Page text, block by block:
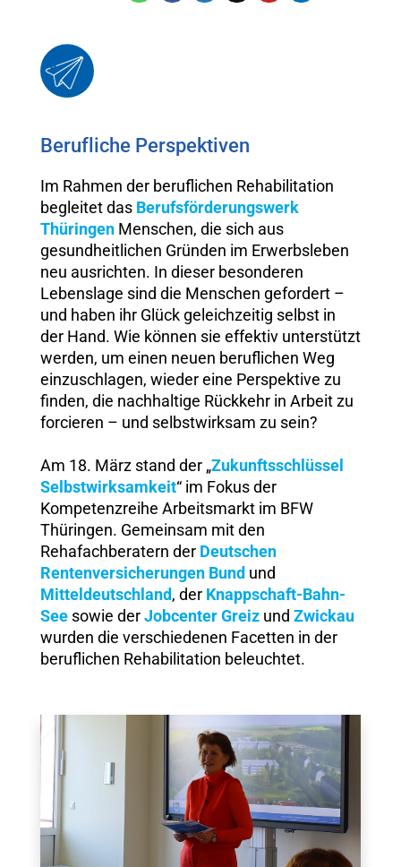
Berufliche Perspektiven
Im Rahmen der beruflichen Rehabilitation
begleitet das Berufsförderungswerk
Thüringen Menschen, die sich aus
gesundheitlichen Gründen im Erwerbsleben
neu ausrichten. In dieser besonderen
Lebenslage sind die Menschen gefordert –
und haben ihr Glück geleichzeitig selbst in
der Hand. Wie können sie effektiv unterstützt
werden, um einen neuen beruflichen Weg
einzuschlagen, wieder eine Perspektive zu
finden, die nachhaltige Rückkehr in Arbeit zu
forcieren – und selbstwirksam zu sein?
Am 18. März stand der „Zukunftsschlüssel
Selbstwirksamkeit“ im Fokus der
Kompetenzreihe Arbeitsmarkt im BFW
Thüringen. Gemeinsam mit den
Rehafachberatern der Deutschen
Rentenversicherungen Bund und
Mitteldeutschland, der Knappschaft-Bahn-
See sowie derJobcenter Greiz und Zwickau
wurden die verschiedenen Facetten in der
beruflichen Rehabilitation beleuchtet.